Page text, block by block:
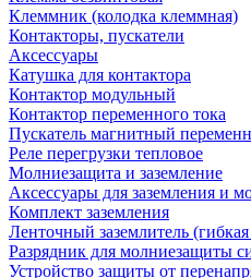
Клеммник (колодка клеммная)
Контакторы, пускатели
Аксессуары
Катушка для контактора
Контактор модульный
Контактор переменного тока
Пускатель магнитный
Реле перегрузки тепловое
Молниезащита и заземление
Аксессуары для заземления и
Комплект заземления
Ленточный заземлитель
Разрядник для молниезащиты
Устройство защиты от